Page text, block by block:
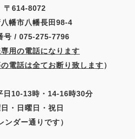
〒614-8072
幡市八幡長田98-4
号 / 075-275-7796
用の電話になります
電話は全てお断り致します）
日10-13時・14-16時30分
・日曜日・祝日
ンダー通りです）